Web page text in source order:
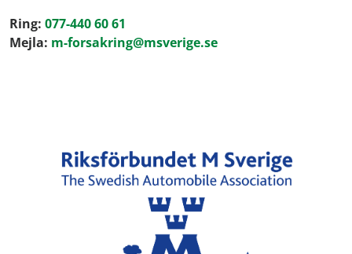
Ring: 077-440 60 61
Mejla: m-forsakring@msverige.se